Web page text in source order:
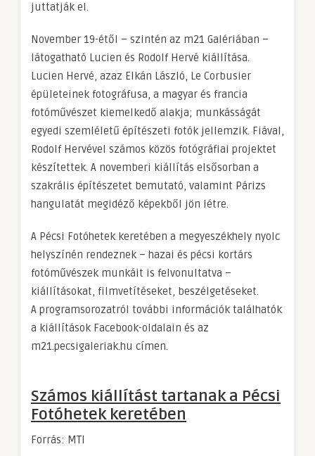
juttatják el.
November 19-étől – szintén az m21 Galériában –
látogatható Lucien és Rodolf Hervé kiállítása.
Lucien Hervé, azaz Elkán László, Le Corbusier
épületeinek fotográfusa, a magyar és francia
fotóművészet kiemelkedő alakja; munkásságát
egyedi szemléletű építészeti fotók jellemzik. Fiával,
Rodolf Hervével számos közös fotógráfiai projektet
készítettek. A novemberi kiállítás elsősorban a
szakrális építészetet bemutató, valamint Párizs
hangulatát megidéző képekből jön létre.
A Pécsi Fotóhetek keretében a megyeszékhely nyolc
helyszínén rendeznek – hazai és pécsi kortárs
fotóművészek munkáit is felvonultatva –
kiállításokat, filmvetítéseket, beszélgetéseket.
A programsorozatról további információk találhatók
a kiállítások Facebook-oldalain és az
m21.pecsigaleriak.hu címen.
Számos kiállítást tartanak a Pécsi
Fotóhetek keretében
Forrás: MTI